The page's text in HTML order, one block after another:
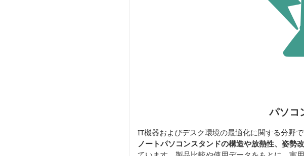
パソコ
IT機器およびデスク環境の最適化に関する分野
ノートパソコンスタンドの構造や放熱性、姿勢